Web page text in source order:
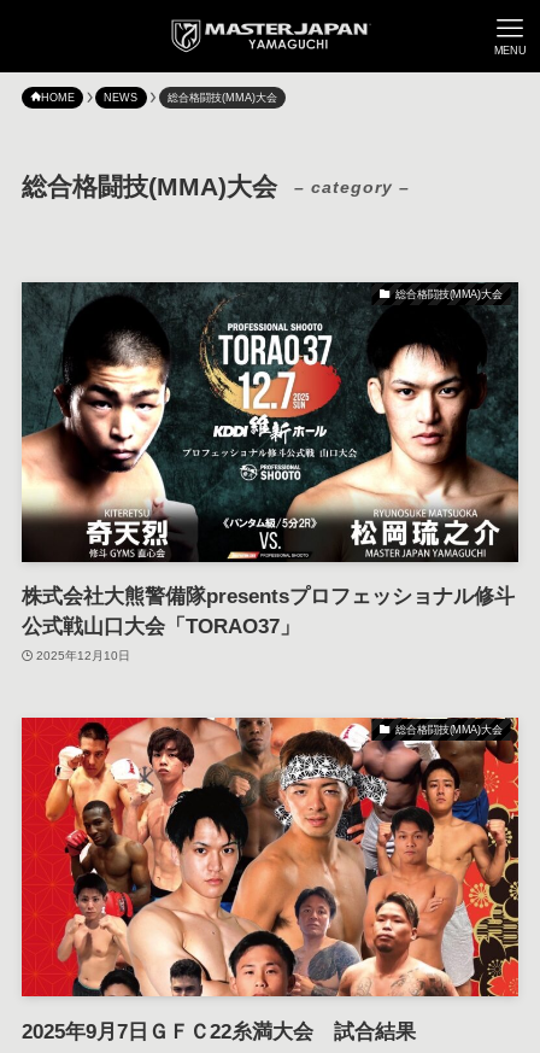
MENU
HOME NEWS 総合格闘技(MMA)大会
総合格闘技(MMA)大会 – category –
総合格闘技(MMA)大会
株式会社大熊警備隊presentsプロフェッショナル修斗
公式戦山口大会「TORAO37」
2025年12月10日
総合格闘技(MMA)大会
2025年9月7日ＧＦＣ22糸満大会 試合結果